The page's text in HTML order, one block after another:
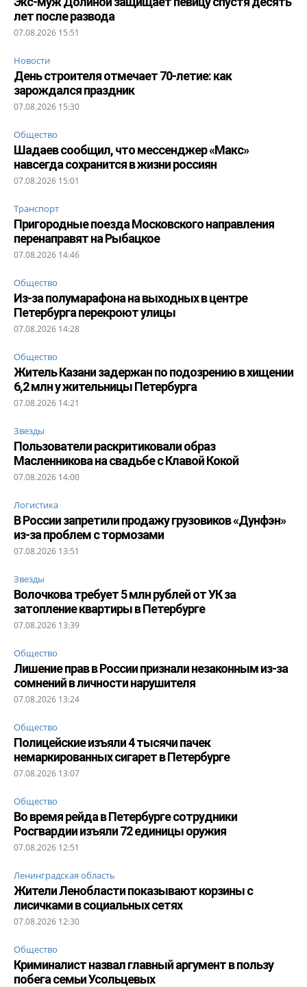
лет после развода
07.08.2026 15:51
Новости
День строителя отмечает 70-летие: как
зарождался праздник
07.08.2026 15:30
Общество
Шадаев сообщил, что мессенджер «Макс»
навсегда сохранится в жизни россиян
07.08.2026 15:01
Транспорт
Пригородные поезда Московского направления
перенаправят на Рыбацкое
07.08.2026 14:46
Общество
Из-за полумарафона на выходных в центре
Петербурга перекроют улицы
07.08.2026 14:28
Общество
Житель Казани задержан по подозрению в хищении
6,2 млн у жительницы Петербурга
07.08.2026 14:21
Звезды
Пользователи раскритиковали образ
Масленникова на свадьбе с Клавой Кокой
07.08.2026 14:00
Логистика
В России запретили продажу грузовиков «Дунфэн»
из-за проблем с тормозами
07.08.2026 13:51
Звезды
Волочкова требует 5 млн рублей от УК за
затопление квартиры в Петербурге
07.08.2026 13:39
Общество
Лишение прав в России признали незаконным из-за
сомнений в личности нарушителя
07.08.2026 13:24
Общество
Полицейские изъяли 4 тысячи пачек
немаркированных сигарет в Петербурге
07.08.2026 13:07
Общество
Во время рейда в Петербурге сотрудники
Росгвардии изъяли 72 единицы оружия
07.08.2026 12:51
Ленинградская область
Жители Ленобласти показывают корзины с
лисичками в социальных сетях
07.08.2026 12:30
Общество
Криминалист назвал главный аргумент в пользу
побега семьи Усольцевых